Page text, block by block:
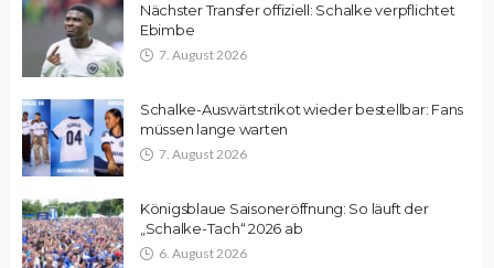
Nächster Transfer offiziell: Schalke verpflichtet
Ebimbe
7. August 2026
Schalke-Auswärtstrikot wieder bestellbar: Fans
müssen lange warten
7. August 2026
Königsblaue Saisoneröffnung: So läuft der
„Schalke-Tach“ 2026 ab
6. August 2026